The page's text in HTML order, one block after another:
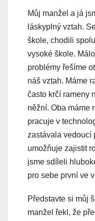
Můj manžel a já
láskyplný vztah.
škole, chodili
vysoké škole.
problémy řešíme
náš vztah. Máme
často krčí rameny
něžní. Oba máme
pracuje v
zastávala vedoucí
umožňuje zajistit
jsme sdíleli
pro sebe první ve
Představte si můj
manžel řekl, že